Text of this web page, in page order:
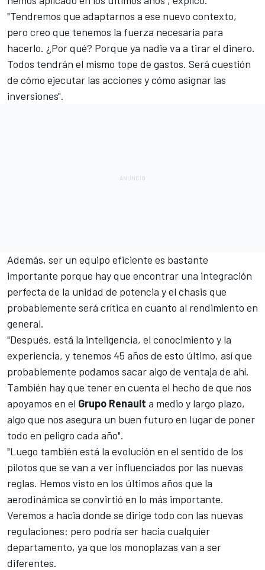
"Tendremos que adaptarnos a ese nuevo contexto,
pero creo que tenemos la fuerza necesaria para
hacerlo. ¿Por qué? Porque ya nadie va a tirar el dinero.
Todos tendrán el mismo tope de gastos. Será cuestión
de cómo ejecutar las acciones y cómo asignar las
inversiones".
Además, ser un equipo eficiente es bastante
importante porque hay que encontrar una integración
perfecta de la unidad de potencia y el chasis que
probablemente será crítica en cuanto al rendimiento en
general.
"Después, está la inteligencia, el conocimiento y la
experiencia, y tenemos 45 años de esto último, así que
probablemente podamos sacar algo de ventaja de ahí.
También hay que tener en cuenta el hecho de que nos
apoyamos en el Grupo Renault a medio y largo plazo,
algo que nos asegura un buen futuro en lugar de poner
todo en peligro cada año".
"Luego también está la evolución en el sentido de los
pilotos que se van a ver influenciados por las nuevas
reglas. Hemos visto en los últimos años que la
aerodinámica se convirtió en lo más importante.
Veremos a hacia donde se dirige todo con las nuevas
regulaciones: pero podría ser hacia cualquier
departamento, ya que los monoplazas van a ser
diferentes.